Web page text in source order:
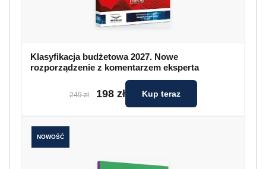
Klasyfikacja budżetowa 2027. Nowe
rozporządzenie z komentarzem eksperta
249 zł 198 zł Kup teraz
NOWOŚĆ